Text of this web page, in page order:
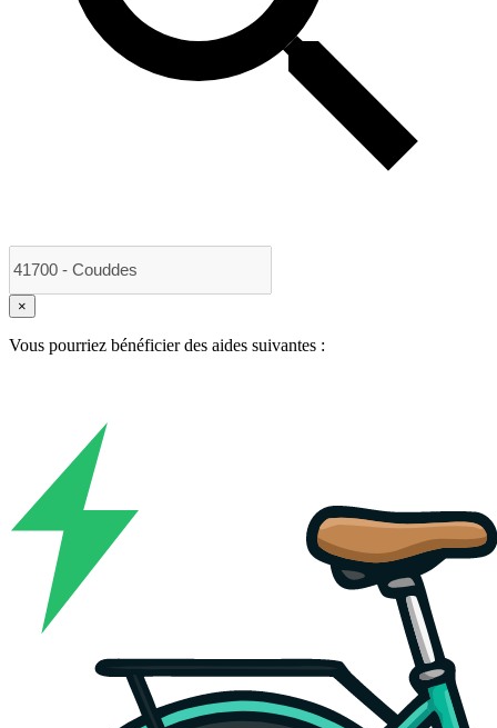
×
Vous pourriez bénéficier des aides suivantes :